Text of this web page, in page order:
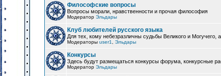
Философские вопросы
Вопросы морали, нравственности и прочая философия
Модератор Эльдары
Клуб любителей русского языка
Для тех, кому небезразличны судьбы Великого и Могучего,
Модераторы user1 Эльдары
Конкурсы
Здесь будут размещаться конкурсы форума, конкурсные
Модератор Эльдары